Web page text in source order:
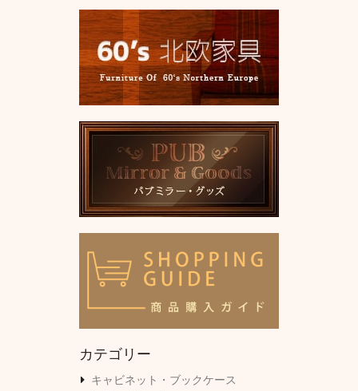
カテゴリー
キャビネット・ブックケース